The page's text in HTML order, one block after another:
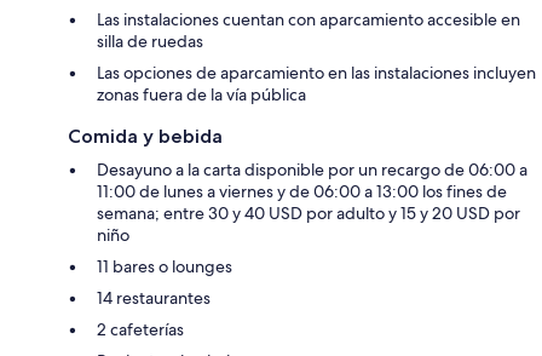
Las instalaciones cuentan con aparcamiento accesible en
silla de ruedas
Las opciones de aparcamiento en las instalaciones incluyen
zonas fuera de la vía pública
Comida y bebida
Desayuno a la carta disponible por un recargo de 06:00 a
11:00 de lunes a viernes y de 06:00 a 13:00 los fines de
semana; entre 30 y 40 USD por adulto y 15 y 20 USD por
niño
11 bares o lounges
14 restaurantes
2 cafeterías